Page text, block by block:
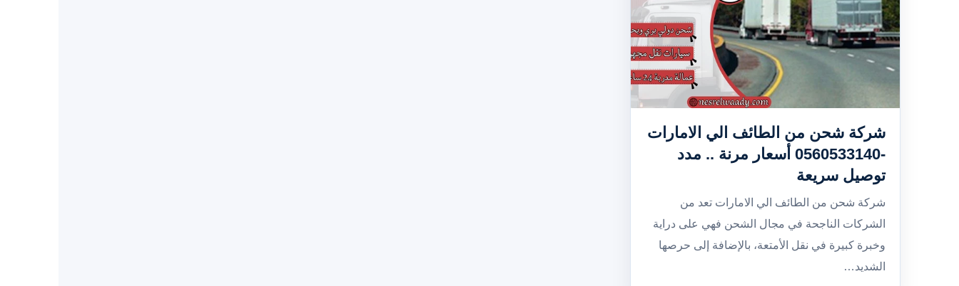
شركة شحن من الطائف الي الامارات
-0560533140 أسعار مرنة .. مدد
توصيل سريعة
شركة شحن من الطائف الي الامارات تعد من
الشركات الناجحة في مجال الشحن فهي على دراية
وخبرة كبيرة في نقل الأمتعة، بالإضافة إلى حرصها
الشديد…